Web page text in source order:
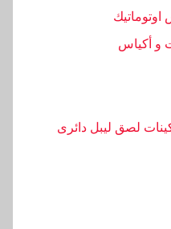
و أكياس
لصق ليبل دائرى